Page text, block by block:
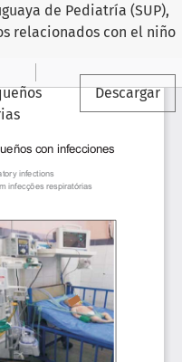
de Pediatría (SUP),
relacionados con el niño
Descargar